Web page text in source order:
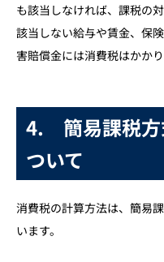
も該当しなければ、課税の
該当しない給与や賃金、保
害賠償金には消費税はかかり
4. 簡易課税方
ついて
消費税の計算方法は、簡易
います。